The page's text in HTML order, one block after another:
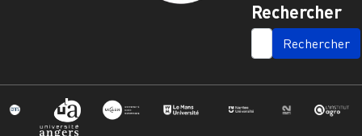
Rechercher
SEARCH